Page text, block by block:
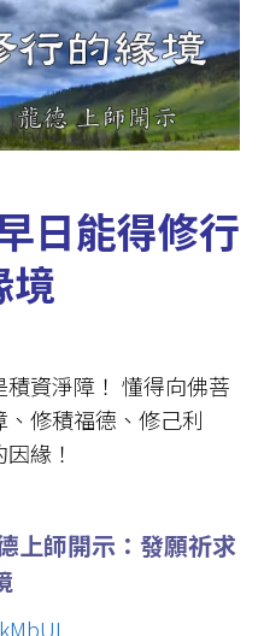
日能得修行
境
資淨障！ 懂得向佛菩
修積福德、修己利
緣！
上師開示： 發願祈求